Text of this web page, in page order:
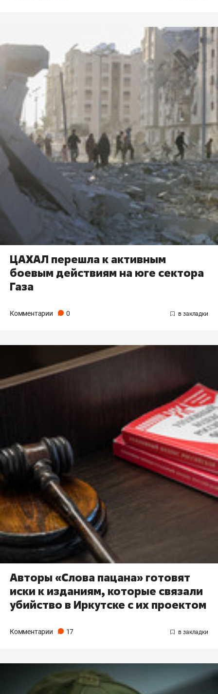
ЦАХАЛ перешла к активным
боевым действиям на юге сектора
Газа
Комментарии 0
Авторы «Слова пацана» готовят
иски к изданиям, которые связали
убийство в Иркутске с их проектом
Комментарии 17